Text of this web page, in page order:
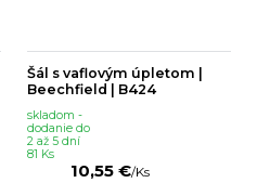
Šál s vaflovým úpletom |
Beechfield | B424
10,55 €/Ks
skladom -
dodanie do
2 až 5 dní
81 Ks